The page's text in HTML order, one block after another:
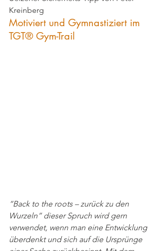
Kreinberg
Motiviert und Gymnastiziert im
TGT® Gym-Trail
“Back to the roots – zurück zu den
Wurzeln” dieser Spruch wird gern
verwendet, wenn man eine Entwicklung
überdenkt und sich auf die Ursprünge